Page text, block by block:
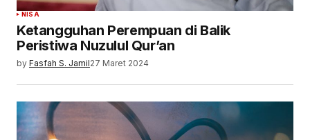
NISA
Ketangguhan Perempuan di Balik
Peristiwa Nuzulul Qur’an
by Fasfah S. Jamil27 Maret 2024